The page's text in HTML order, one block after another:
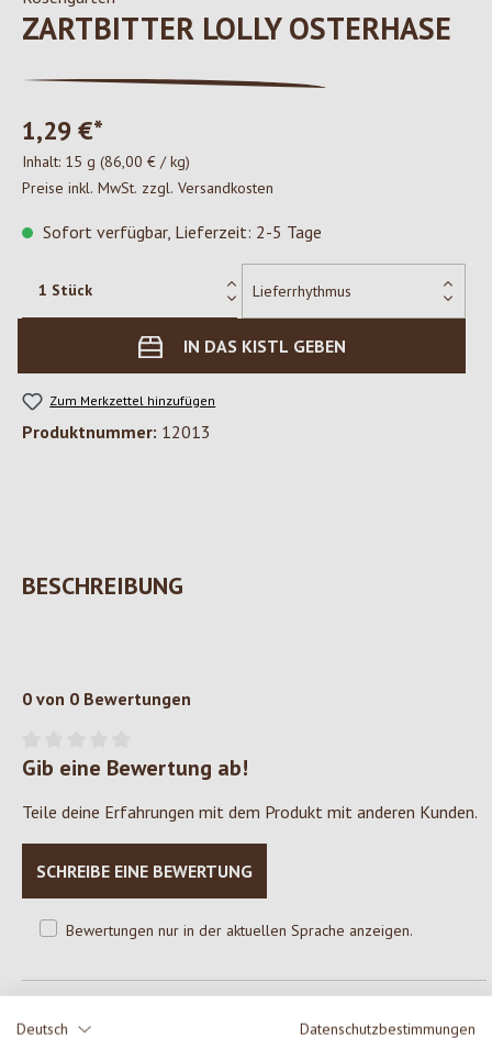
Deutsch Datenschutzbestimmungen
ZARTBITTER LOLLY OSTERHASE
1,29 €*
Inhalt: 15 g (86,00 € / kg)
Preise inkl. MwSt. zzgl. Versandkosten
Sofort verfügbar, Lieferzeit: 2-5 Tage
IN DAS KISTL GEBEN
Zum Merkzettel hinzufügen
Produktnummer: 12013
BESCHREIBUNG
0 von 0 Bewertungen
Durchschnittliche Bewertung von 0 von 5 Sternen
Gib eine Bewertung ab!
Teile deine Erfahrungen mit dem Produkt mit anderen Kunden.
SCHREIBE EINE BEWERTUNG
Bewertungen nur in der aktuellen Sprache anzeigen.
Keine Bewertungen gefunden. Gehe voran und teile